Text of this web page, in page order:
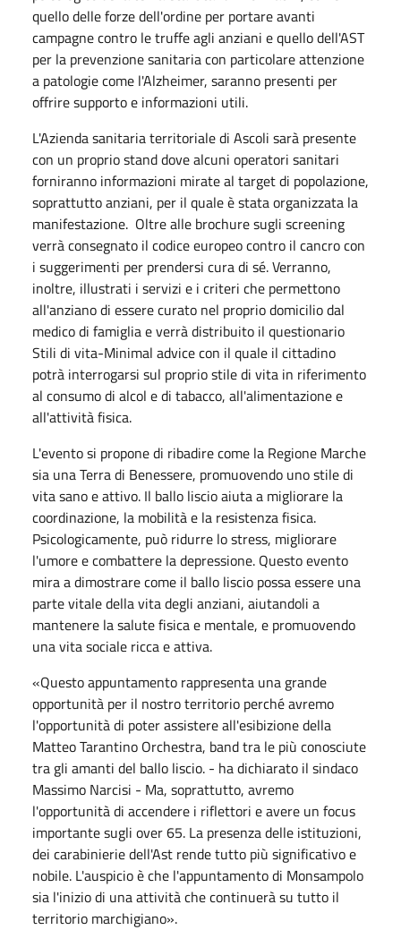
quello delle forze dell'ordine per portare avanti
campagne contro le truffe agli anziani e quello dell'AST
per la prevenzione sanitaria con particolare attenzione
a patologie come l'Alzheimer, saranno presenti per
offrire supporto e informazioni utili.
L'Azienda sanitaria territoriale di Ascoli sarà presente
con un proprio stand dove alcuni operatori sanitari
forniranno informazioni mirate al target di popolazione,
soprattutto anziani, per il quale è stata organizzata la
manifestazione. Oltre alle brochure sugli screening
verrà consegnato il codice europeo contro il cancro con
i suggerimenti per prendersi cura di sé. Verranno,
inoltre, illustrati i servizi e i criteri che permettono
all'anziano di essere curato nel proprio domicilio dal
medico di famiglia e verrà distribuito il questionario
Stili di vita-Minimal advice con il quale il cittadino
potrà interrogarsi sul proprio stile di vita in riferimento
al consumo di alcol e di tabacco, all'alimentazione e
all'attività fisica.
L'evento si propone di ribadire come la Regione Marche
sia una Terra di Benessere, promuovendo uno stile di
vita sano e attivo. Il ballo liscio aiuta a migliorare la
coordinazione, la mobilità e la resistenza fisica.
Psicologicamente, può ridurre lo stress, migliorare
l'umore e combattere la depressione. Questo evento
mira a dimostrare come il ballo liscio possa essere una
parte vitale della vita degli anziani, aiutandoli a
mantenere la salute fisica e mentale, e promuovendo
una vita sociale ricca e attiva.
«Questo appuntamento rappresenta una grande
opportunità per il nostro territorio perché avremo
l'opportunità di poter assistere all'esibizione della
Matteo Tarantino Orchestra, band tra le più conosciute
tra gli amanti del ballo liscio. - ha dichiarato il sindaco
Massimo Narcisi - Ma, soprattutto, avremo
l'opportunità di accendere i riflettori e avere un focus
importante sugli over 65. La presenza delle istituzioni,
dei carabinierie dell'Ast rende tutto più significativo e
nobile. L'auspicio è che l'appuntamento di Monsampolo
sia l'inizio di una attività che continuerà su tutto il
territorio marchigiano».